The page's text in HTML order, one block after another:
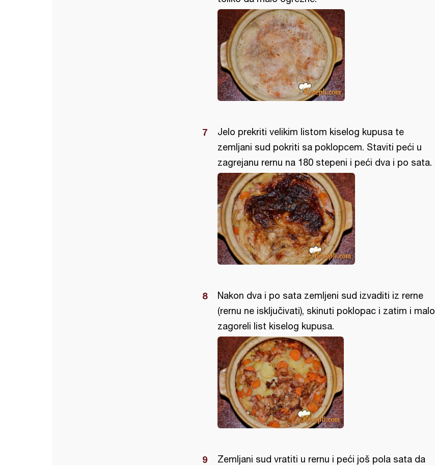
Jelo prekriti velikim listom kiselog kupusa te
zemljani sud pokriti sa poklopcem. Staviti peći u
zagrejanu rernu na 180 stepeni i peći dva i po sata.
Nakon dva i po sata zemljeni sud izvaditi iz rerne
(rernu ne isključivati), skinuti poklopac i zatim i malo
zagoreli list kiselog kupusa.
Zemljani sud vratiti u rernu i peći još pola sata da